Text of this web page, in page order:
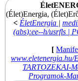
(Élet)Energia,
< ÉletEnergia |
(abs):ee--h/usrfls |
[
www.eletenergia.hu/
TARTOZEKAI-
Programok-